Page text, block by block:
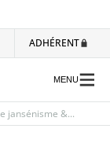
ADHÉRENT
MENU
jansénisme &...